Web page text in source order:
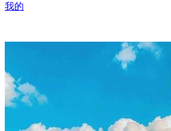
我的